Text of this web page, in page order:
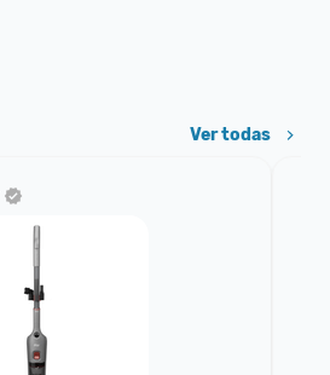
Ver todas